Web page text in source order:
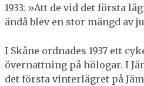
1933: »Att de vid det första
ändå blev en stor mängd av
I Skåne ordnades 1937 ett
övernattning på hölogar. I
det första vinterlägret på